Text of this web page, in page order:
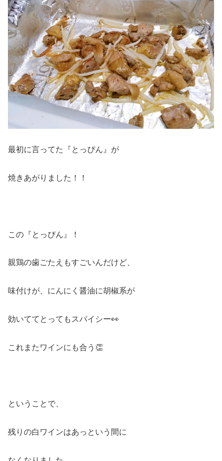
最初に言ってた『とっぴん』が
焼きあがりました！！
この『とっぴん』！
親鶏の歯ごたえもすごいんだけど、
味付けが、にんにく醤油に胡椒系が
効いててとってもスパイシー👀
これまたワインにも合う👏
ということで、
残りの白ワインはあっという間に